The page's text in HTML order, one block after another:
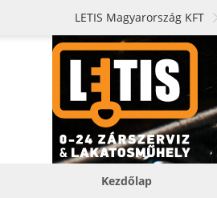
LETIS Magyarország KFT
Kezdőlap